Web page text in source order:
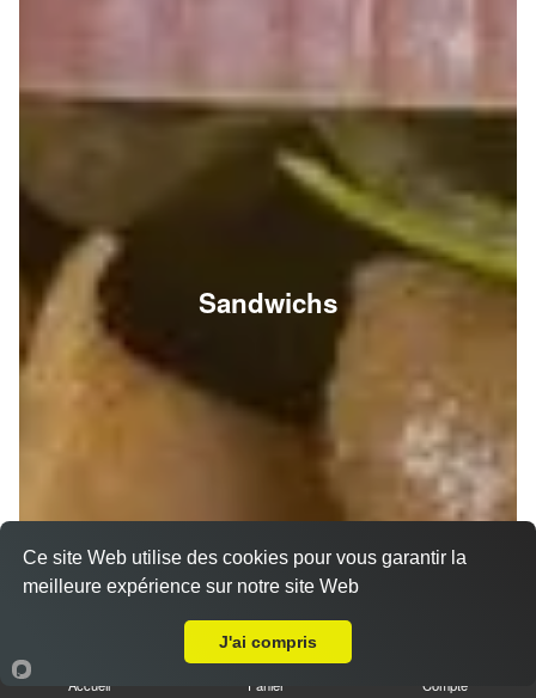
Sandwichs
Accueil Panier Compte
Ce site Web utilise des cookies pour vous garantir la
meilleure expérience sur notre site Web
J'ai compris